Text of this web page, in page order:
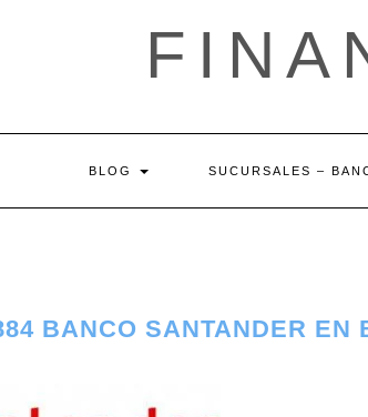
BLOG SUCURSALES –
BANCO SANTANDER EN